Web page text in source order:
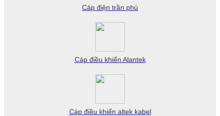
Cáp điện trần phú
Cáp điều khiển Alantek
Cáp điều khiển altek kabel